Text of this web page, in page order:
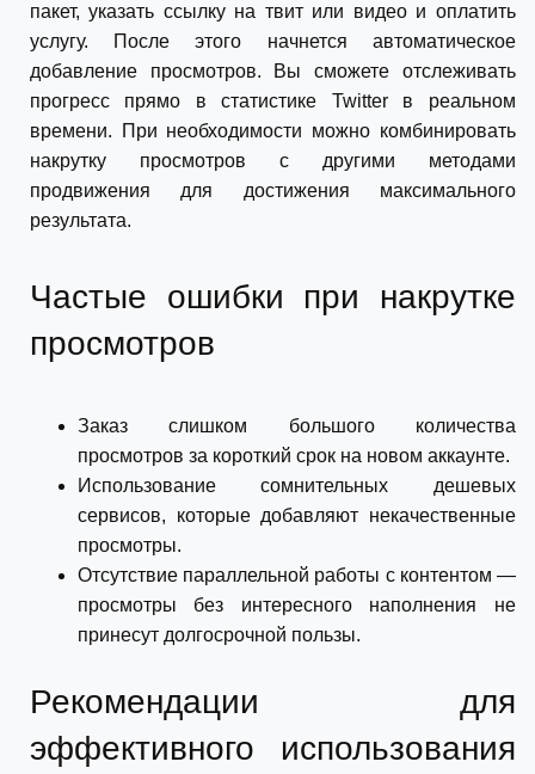
пакет, указать ссылку на твит или видео и оплатить
услугу. После этого начнется автоматическое
добавление просмотров. Вы сможете отслеживать
прогресс прямо в статистике Twitter в реальном
времени. При необходимости можно комбинировать
накрутку просмотров с другими методами
продвижения для достижения максимального
результата.
Частые ошибки при накрутке
просмотров
Заказ слишком большого количества
просмотров за короткий срок на новом аккаунте.
Использование сомнительных дешевых
сервисов, которые добавляют некачественные
просмотры.
Отсутствие параллельной работы с контентом —
просмотры без интересного наполнения не
принесут долгосрочной пользы.
Рекомендации для
эффективного использования